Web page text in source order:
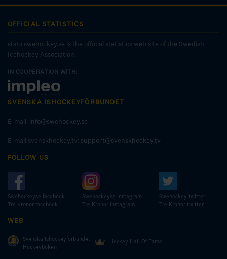
OFFICIAL STATISTICS
stats.swehockey.se is the official statistics web site of the Swedish
Icehockey Association.
IN COOPERATION WITH:
SVENSKA ISHOCKEYFÖRBUNDET
E-mail: info@swehockey.se
E-mail:svenskhockey.tv: support@svenskhockey.tv
FOLLOW US
Swehockeyse facebook
Tre Kronor facebook
Swehockeyse Instagram
Tre Kronor instagram
Swehockey twitter
Tre Kronor twitter
WEB
Svenska Ishockeyförbundet
Hockeyboken
Hockey Hall Of Fame